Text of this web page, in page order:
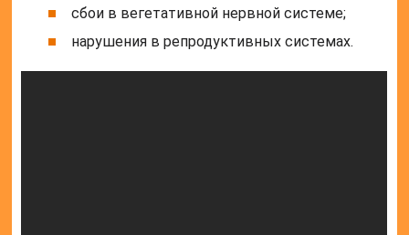
сбои в вегетативной нервной системе;
нарушения в репродуктивных системах.